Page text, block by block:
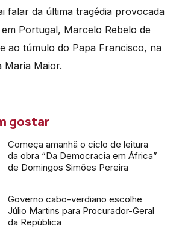
falar da última tragédia provocada
Portugal, Marcelo Rebelo de
ao túmulo do Papa Francisco, na
Maria Maior.
gostar
Começa amanhã o ciclo de leitura
da obra “Da Democracia em África”
de Domingos Simões Pereira
Governo cabo-verdiano escolhe
Júlio Martins para Procurador-Geral
da República